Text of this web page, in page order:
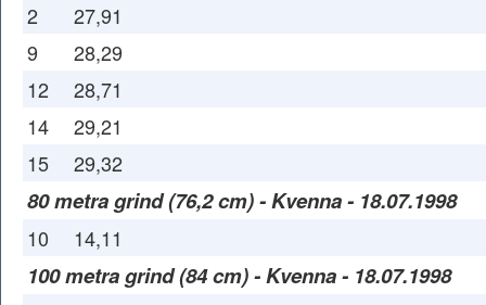
2
27,91
9
28,29
12
28,71
14
29,21
15
29,32
80 metra grind (76,2 cm) - Kvenna - 18.07.1998
10 14,11
100 metra grind (84 cm) - Kvenna - 18.07.1998